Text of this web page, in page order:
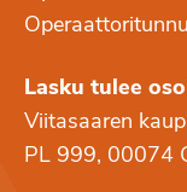
Lasku tulee
Viitasaaren
PL 999, 00074